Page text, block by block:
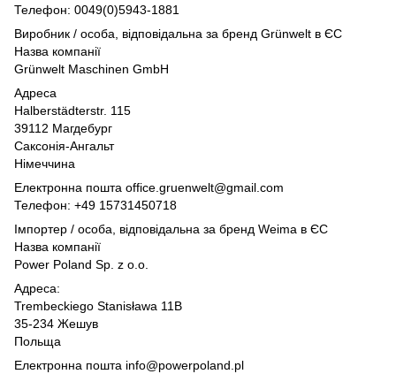
Телефон: 0049(0)5943-1881
Виробник / особа, відповідальна за бренд Grünwelt в ЄС
Назва компанії
Grünwelt Maschinen GmbH
Адреса
Halberstädterstr. 115
39112 Магдебург
Саксонія-Ангальт
Німеччина
Електронна пошта office.gruenwelt@gmail.com
Телефон: +49 15731450718
Імпортер / особа, відповідальна за бренд Weima в ЄС
Назва компанії
Power Poland Sp. z o.o.
Адреса:
Trembeckiego Stanisława 11B
35-234 Жешув
Польща
Електронна пошта info@powerpoland.pl